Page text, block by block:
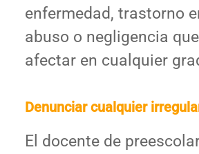
enfermedad, trastorno
abuso o negligencia
afectar en cualquier
Denunciar cualquier
El docente de